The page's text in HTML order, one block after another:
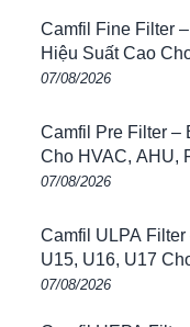
tế
1000×1540×1255mm
công nghiệp công
xuất, khu công nghiệp
trung tâm thương mại
phòng máy, buồng
Camfil Fine Filter
Hiệu Suất Cao
Phòng Sạch
07/08/2026
Camfil Pre Filter –
Cho HVAC, AHU,
Thông Gió
07/08/2026
Camfil ULPA
U15, U16, U17
Bán Dẫn
07/08/2026